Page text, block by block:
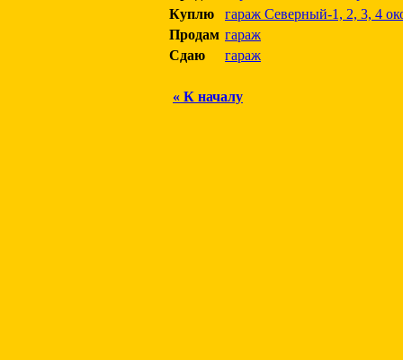
Куплю
гараж Северный-1, 2, 3, 4
Продам гараж
Сдаю
гараж
« К началу